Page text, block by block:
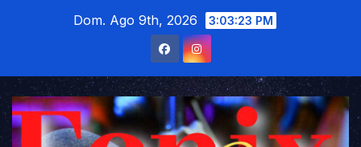
Dom. Ago 9th, 2026 3:03:24 PM